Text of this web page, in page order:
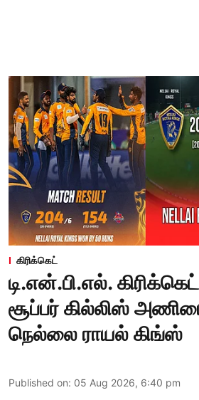
கிரிக்கெட்
டி.என்.பி.எல்.
சூப்பர் கில்லிஸ்
நெல்லை ராயல் கிங்ஸ்
Published on: 05 Aug 2026, 6:40 pm